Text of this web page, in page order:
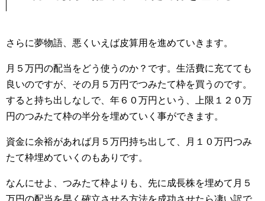
さらに夢物語、悪くいえば皮算用を進めていきます。
月５万円の配当をどう使うのか？です。生活費に充てても
良いのですが、その月５万円でつみたて枠を買うのです。
すると持ち出しなしで、年６０万円という、上限１２０万
円のつみたて枠の半分を埋めていく事ができます。
資金に余裕があれば月５万円持ち出して、月１０万円つみ
たて枠埋めていくのもありです。
なんにせよ、つみたて枠よりも、先に成長株を埋めて月５
万円の配当を早く確立させる方法を成功させたら凄い訳で